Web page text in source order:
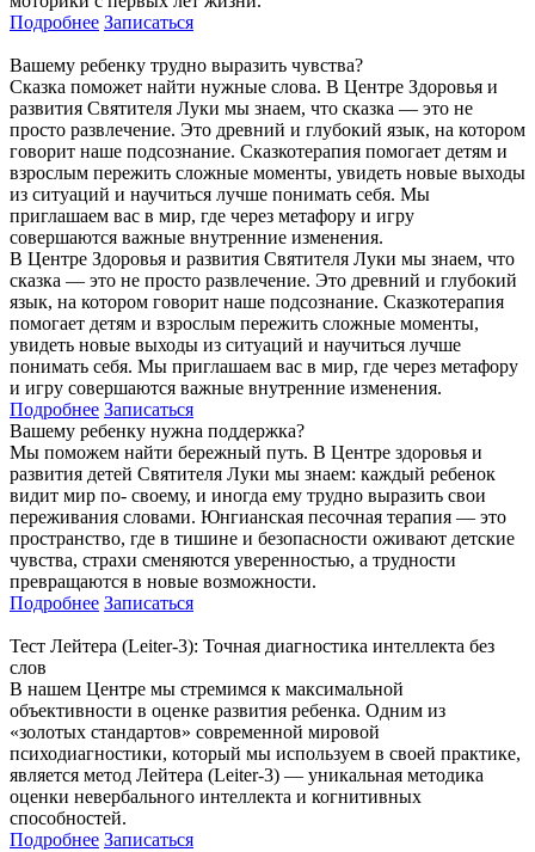
Подробнее Записаться
Вашему ребенку трудно выразить чувства?
Сказка поможет найти нужные слова. В Центре Здоровья и
развития Святителя Луки мы знаем, что сказка — это не
просто развлечение. Это древний и глубокий язык, на котором
говорит наше подсознание. Сказкотерапия помогает детям и
взрослым пережить сложные моменты, увидеть новые выходы
из ситуаций и научиться лучше понимать себя. Мы
приглашаем вас в мир, где через метафору и игру
совершаются важные внутренние изменения.
В Центре Здоровья и развития Святителя Луки мы знаем, что
сказка — это не просто развлечение. Это древний и глубокий
язык, на котором говорит наше подсознание. Сказкотерапия
помогает детям и взрослым пережить сложные моменты,
увидеть новые выходы из ситуаций и научиться лучше
понимать себя. Мы приглашаем вас в мир, где через метафору
и игру совершаются важные внутренние изменения.
Подробнее Записаться
Вашему ребенку нужна поддержка?
Мы поможем найти бережный путь. В Центре здоровья и
развития детей Святителя Луки мы знаем: каждый ребенок
видит мир по- своему, и иногда ему трудно выразить свои
переживания словами. Юнгианская песочная терапия — это
пространство, где в тишине и безопасности оживают детские
чувства, страхи сменяются уверенностью, а трудности
превращаются в новые возможности.
Подробнее Записаться
Тест Лейтера (Leiter-3): Точная диагностика интеллекта без
слов
В нашем Центре мы стремимся к максимальной
объективности в оценке развития ребенка. Одним из
«золотых стандартов» современной мировой
психодиагностики, который мы используем в своей практике,
является метод Лейтера (Leiter-3) — уникальная методика
оценки невербального интеллекта и когнитивных
способностей.
Подробнее Записаться